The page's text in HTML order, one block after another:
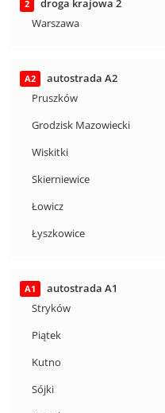
2
Warszawa
A2
autostrada A2
Pruszków
Grodzisk Mazowiecki
Wiskitki
Skierniewice
Łowicz
Łyszkowice
A1
autostrada A1
Stryków
Piątek
Kutno
Sójki